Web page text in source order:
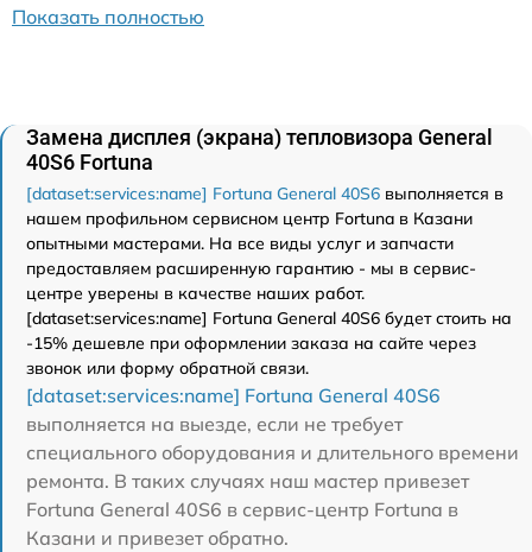
Показать полностью
Замена дисплея (экрана) тепловизора General
40S6 Fortuna
[dataset:services:name] Fortuna General 40S6 выполняется в
нашем профильном сервисном центр Fortuna в Казани
опытными мастерами. На все виды услуг и запчасти
предоставляем расширенную гарантию - мы в сервис-
центре уверены в качестве наших работ.
[dataset:services:name] Fortuna General 40S6 будет стоить на
-15% дешевле при оформлении заказа на сайте через
звонок или форму обратной связи.
[dataset:services:name] Fortuna General 40S6
выполняется на выезде, если не требует
специального оборудования и длительного времени
ремонта. В таких случаях наш мастер привезет
Fortuna General 40S6 в сервис-центр Fortuna в
Казани и привезет обратно.